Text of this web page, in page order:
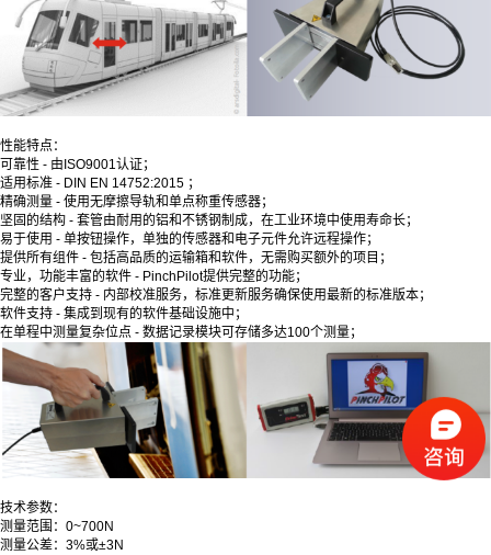
性能特点：
可靠性 - 由ISO9001认证；
适用标准 - DIN EN 14752:2015 ；
精确测量 - 使用无摩擦导轨和单点称重传感器；
坚固的结构 - 套管由耐用的铝和不锈钢制成，在工业环境中使用寿命长；
易于使用 - 单按钮操作，单独的传感器和电子元件允许远程操作；
提供所有组件 - 包括高品质的运输箱和软件，无需购买额外的项目；
专业，功能丰富的软件 - PinchPilot提供完整的功能；
完整的客户支持 - 内部校准服务，标准更新服务确保使用最新的标准版本；
软件支持 - 集成到现有的软件基础设施中；
在单程中测量复杂位点 - 数据记录模块可存储多达100个测量；
技术参数：
测量范围：0~700N
测量公差：3%或±3N